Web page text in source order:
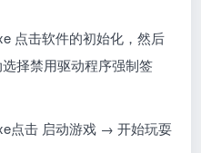
点击软件的初始化，然后
择禁用驱动程序强制签
点击 启动游戏 → 开始玩耍